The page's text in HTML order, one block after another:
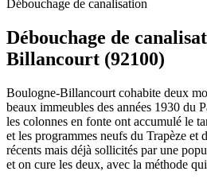
Débouchage de canalisation
Débouchage de
Billancourt (92100)
Boulogne-Billancourt cohabite deux
beaux immeubles des années 1930 du
les colonnes en fonte ont accumulé le
et les programmes neufs du Trapèze et
récents mais déjà sollicités par une
et on cure les deux, avec la méthode